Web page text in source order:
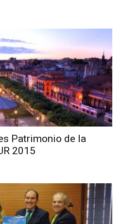
Patrimonio de la
2015